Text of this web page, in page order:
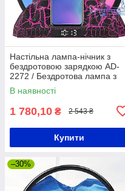
Настільна лампа-нічник з
бездротовою зарядкою AD-
2272 / Бездротова лампа з
колонкою та будильником
В наявності
1 780,10 ₴ 2 543 ₴
Купити
–30%